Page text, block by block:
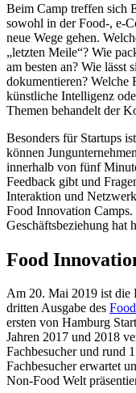
Beim Camp treffen sich
sowohl in der Food-, e-
neue Wege gehen.
„letzten Meile“? Wie
am besten an? Wie lässt
dokumentieren? Welche
künstliche Intelligenz
Themen behandelt der
Besonders für Startups
können
innerhalb von fünf
Feedback gibt und
Interaktion und
Food Innovation
Geschäftsbeziehung hat
Food
Am 20. Mai 2019 ist die
dritten Ausgabe des
ersten von Hamburg
Jahren 2017 und 2018
Fachbesucher und rund
Fachbesucher erwartet
Non-Food Welt